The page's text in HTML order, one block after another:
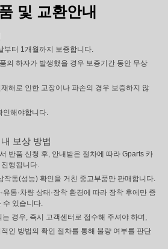
및 교환안내
부터 1개월까지 보증합니다.
의 하자가 발생했을 경우 보증기간 동안 무상
해로 인한 고장이나 파손의 경우 보증하지 않
인해야합니다.
보상 방법
반품 신청 후, 안내받은 절차에 따라 Gparts 카
행됩니다.
작동(성능) 확인을 거친 중고부품만 판매합니다.
통·차량 상태·장착 환경에 따라 장착 후에만 증
수 있습니다.
경우, 즉시 고객센터로 접수해 주셔야 하며,
인 방법의 확인 절차를 통해 불량 여부를 판단